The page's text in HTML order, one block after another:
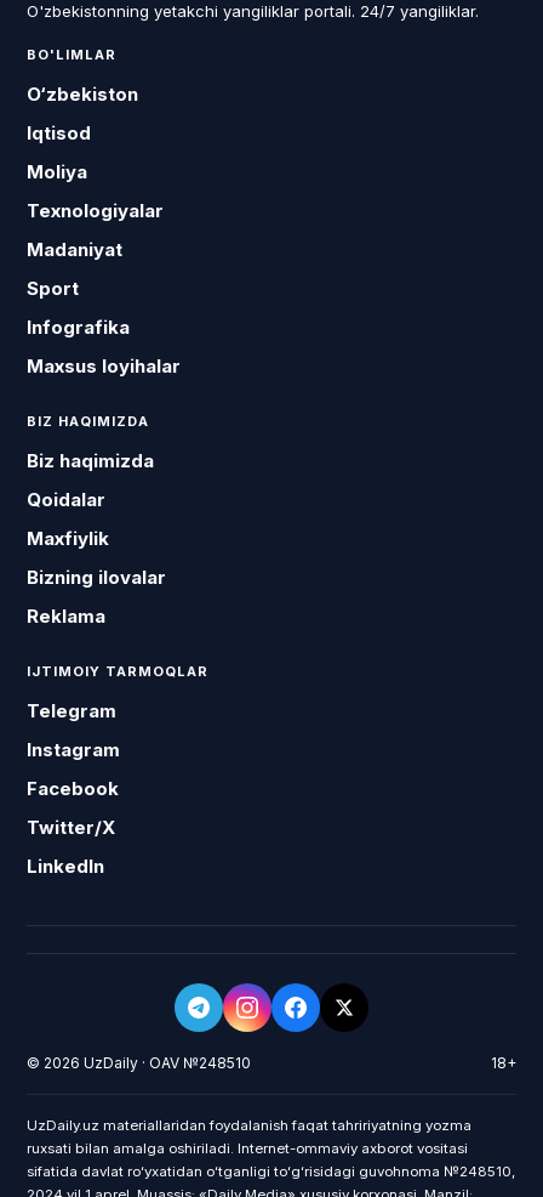
O'zbekistonning yetakchi yangiliklar portali. 24/7 yangiliklar.
BO'LIMLAR
O‘zbekiston
Iqtisod
Moliya
Texnologiyalar
Madaniyat
Sport
Infografika
Maxsus loyihalar
BIZ HAQIMIZDA
Biz haqimizda
Qoidalar
Maxfiylik
Bizning ilovalar
Reklama
IJTIMOIY TARMOQLAR
Telegram
Instagram
Facebook
Twitter/X
LinkedIn
© 2026 UzDaily · OAV №248510 18+
UzDaily.uz materiallaridan foydalanish faqat tahririyatning yozma
ruxsati bilan amalga oshiriladi. Internet-ommaviy axborot vositasi
sifatida davlat roʻyxatidan oʻtganligi toʻgʻrisidagi guvohnoma №248510,